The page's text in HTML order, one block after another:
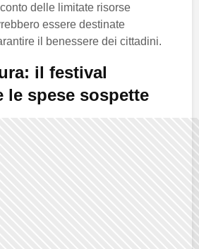
delle limitate risorse
essere destinate
il benessere dei cittadini.
il festival
le spese sospette